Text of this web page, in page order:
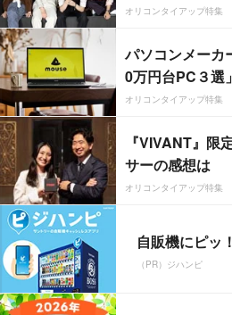
オリコンタイアップ特集
パソコンメーカ
0万円台PC３選」
オリコンタイアップ特集
『VIVANT』限
サーの感想は
オリコンタイアップ特集
自販機にピッ
（PR）ジハンピ